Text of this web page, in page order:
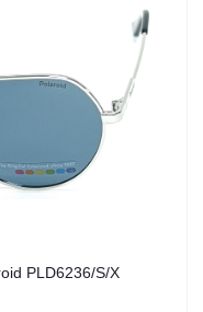
PLD6236/S/X